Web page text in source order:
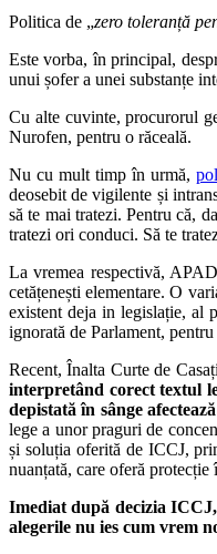
Politica de „zero toleranță
Este vorba, în principal,
unui șofer a unei substanțe
Cu alte cuvinte, procurorul
Nurofen, pentru o răceală.
Nu cu mult timp în urmă,
deosebit de vigilente și
să te mai tratezi. Pentru că,
tratezi ori conduci. Să te
La vremea respectivă,
cetățenești elementare. O
existent deja in legislație, al
ignorată de Parlament,
Recent, Înalta Curte de
interpretând corect textul
depistată în sânge
lege a unor praguri de
și soluția oferită de ICCJ,
nuanțată, care oferă
Imediat după decizia
alegerile nu ies cum vrem